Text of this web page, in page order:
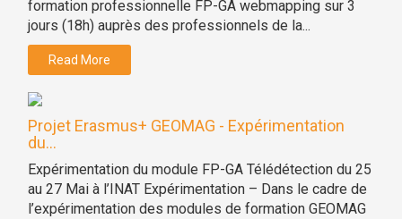
formation professionnelle FP-GA webmapping sur 3
jours (18h) auprès des professionnels de la...
Read More
Projet Erasmus+ GEOMAG - Expérimentation
du...
Expérimentation du module FP-GA Télédétection du 25
au 27 Mai à l’INAT Expérimentation – Dans le cadre de
l’expérimentation des modules de formation GEOMAG